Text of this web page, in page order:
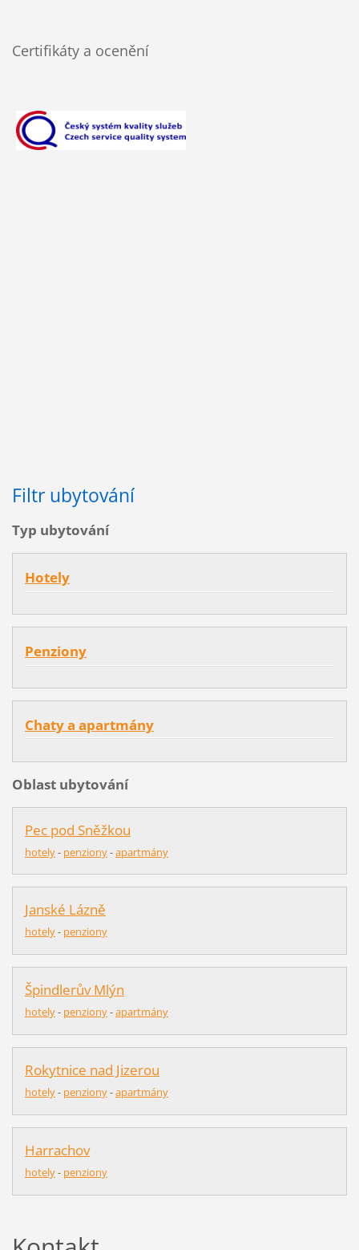
Certifikáty a ocenění
Filtr ubytování
Typ ubytování
Hotely
Penziony
Chaty a apartmány
Oblast ubytování
Pec pod Sněžkou
hotely- penziony-apartmány
Janské Lázně
hotely- penziony
Špindlerův Mlýn
hotely- penziony-apartmány
Rokytnice nad Jizerou
hotely- penziony-apartmány
Harrachov
hotely- penziony